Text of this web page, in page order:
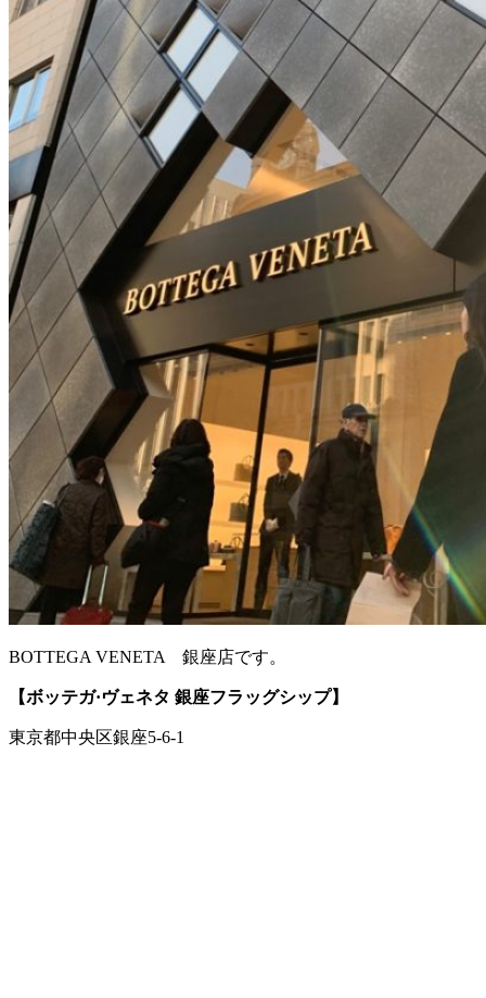
BOTTEGA VENETA 銀座店です。
【ボッテガ·ヴェネタ 銀座フラッグシップ】
東京都中央区銀座5-6-1